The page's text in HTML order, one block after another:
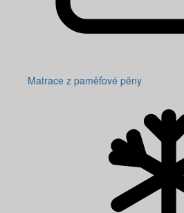
Matrace z paměťové pěny